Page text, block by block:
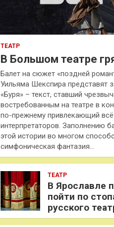
ТЕАТР
В Большом театре
Балет на сюжет «поздней
Уильяма Шекспира представят
«Буря» – текст, ставший
востребованным на театре в
по-прежнему привлекающий
интерпретаторов. Заполнению
этой истории во многом
симфоническая фантазия…
ТЕАТР
В Ярославле
пойти по
русского